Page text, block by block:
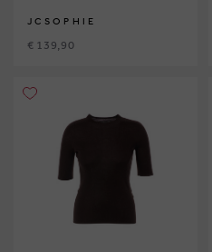
JCSOPHIE
€ 139,90